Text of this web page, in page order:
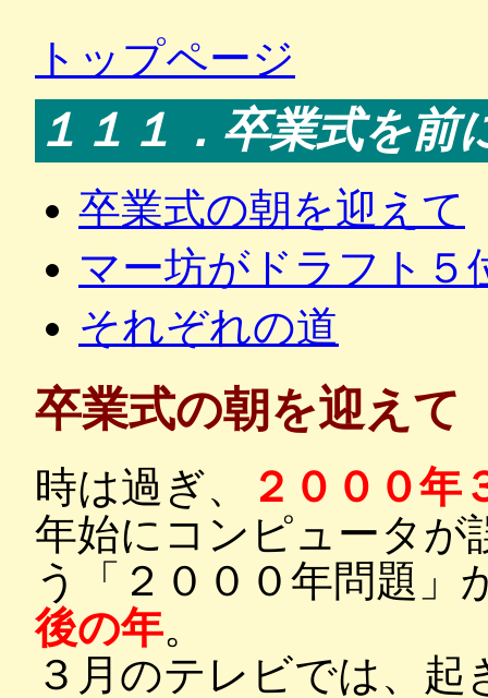
トップページ
１１１．卒業式を前
卒業式の朝を迎えて
マー坊がドラフト５
それぞれの道
卒業式の朝を迎えて
時は過ぎ、
２０００年
年始にコンピュータが
う「２０００年問題」
後の年。
３月のテレビでは、起